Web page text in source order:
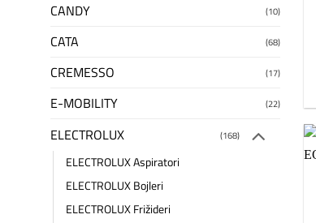
CANDY (10)
CATA (68)
CREMESSO (17)
E-MOBILITY (22)
ELECTROLUX (168)
ELECTROLUX Aspiratori
ELECTROLUX Bojleri
ELECTROLUX Frižideri